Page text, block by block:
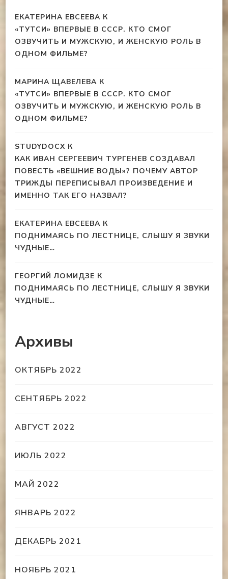
ЕКАТЕРИНА ЕВСЕЕВА К
«ТУТСИ» ВПЕРВЫЕ В СССР. КТО СМОГ
ОЗВУЧИТЬ И МУЖСКУЮ, И ЖЕНСКУЮ РОЛЬ В
ОДНОМ ФИЛЬМЕ?
МАРИНА ЩАВЕЛЕВА К
«ТУТСИ» ВПЕРВЫЕ В СССР. КТО СМОГ
ОЗВУЧИТЬ И МУЖСКУЮ, И ЖЕНСКУЮ РОЛЬ В
ОДНОМ ФИЛЬМЕ?
STUDYDOCX К
КАК ИВАН СЕРГЕЕВИЧ ТУРГЕНЕВ СОЗДАВАЛ
ПОВЕСТЬ «ВЕШНИЕ ВОДЫ»? ПОЧЕМУ АВТОР
ТРИЖДЫ ПЕРЕПИСЫВАЛ ПРОИЗВЕДЕНИЕ И
ИМЕННО ТАК ЕГО НАЗВАЛ?
ЕКАТЕРИНА ЕВСЕЕВА К
ПОДНИМАЯСЬ ПО ЛЕСТНИЦЕ, СЛЫШУ Я ЗВУКИ
ЧУДНЫЕ…
ГЕОРГИЙ ЛОМИДЗЕ К
ПОДНИМАЯСЬ ПО ЛЕСТНИЦЕ, СЛЫШУ Я ЗВУКИ
ЧУДНЫЕ…
Архивы
ОКТЯБРЬ 2022
СЕНТЯБРЬ 2022
АВГУСТ 2022
ИЮЛЬ 2022
МАЙ 2022
ЯНВАРЬ 2022
ДЕКАБРЬ 2021
НОЯБРЬ 2021